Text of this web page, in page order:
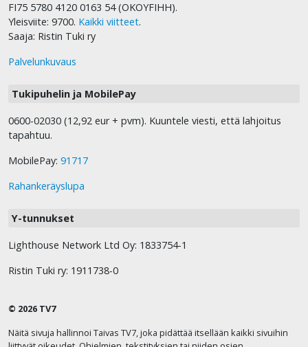
FI75 5780 4120 0163 54 (OKOYFIHH).
Yleisviite: 9700. Kaikki viitteet.
Saaja: Ristin Tuki ry
Palvelunkuvaus
Tukipuhelin ja MobilePay
0600-02030 (12,92 eur + pvm). Kuuntele viesti, että lahjoitus
tapahtuu.
MobilePay: 91717
Rahankeräyslupa
Y-tunnukset
Lighthouse Network Ltd Oy: 1833754-1
Ristin Tuki ry: 1911738-0
© 2026 TV7
Näitä sivuja hallinnoi Taivas TV7, joka pidättää itsellään kaikki sivuihin